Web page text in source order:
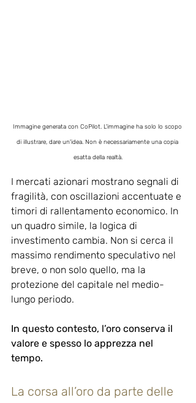
Immagine generata con CoPilot. L'immagine ha solo lo scopo
di illustrare, dare un'idea. Non è necessariamente una copia
esatta della realtà.
I mercati azionari mostrano segnali di
fragilità, con oscillazioni accentuate e
timori di rallentamento economico. In
un quadro simile, la logica di
investimento cambia. Non si cerca il
massimo rendimento speculativo nel
breve, o non solo quello, ma la
protezione del capitale nel medio-
lungo periodo.
In questo contesto, l’oro conserva il
valore e spesso lo apprezza nel
tempo.
La corsa all’oro da parte delle